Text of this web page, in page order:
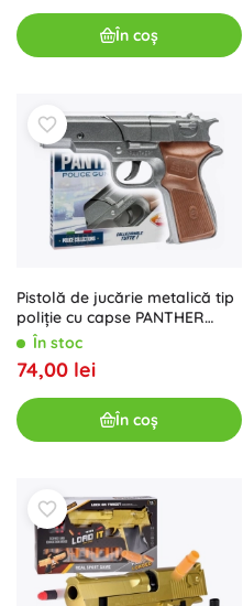
În coș
Pistolă de jucărie metalică tip
poliție cu capse PANTHER
Silver, cu 8 focuri
În stoc
74,00 lei
În coș